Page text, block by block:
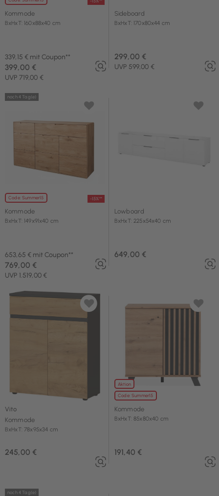
Kommode
BxHxT: 160x88x40 cm
339,15 € mit Coupon**
UVP 719,00 €
399,00 €
Sideboard
BxHxT: 170x80x44 cm
299,00 €
UVP 599,00 €
Code: Summer15 -15%**
noch 4 Tag(e)
Kommode
BxHxT: 149x91x40 cm
653,65 € mit Coupon**
UVP 1.519,00 €
769,00 €
Lowboard
BxHxT: 225x54x40 cm
649,00 €
Vito
Kommode
BxHxT: 78x95x34 cm
245,00 €
Aktion
Code: Summer15
Kommode
BxHxT: 85x80x40 cm
191,40 €
noch 4 Tag(e)